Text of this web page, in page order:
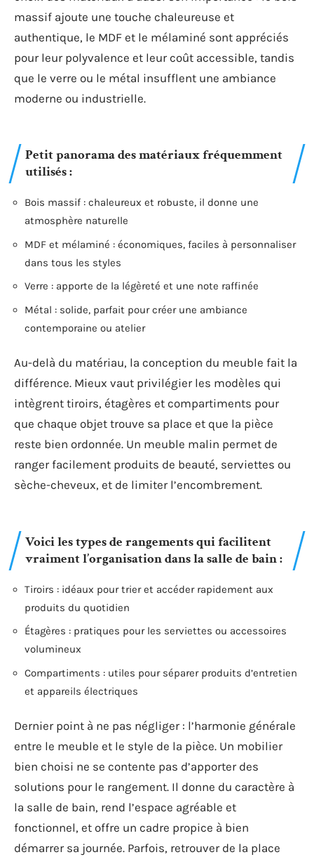
massif ajoute une touche chaleureuse et
authentique, le MDF et le mélaminé sont appréciés
pour leur polyvalence et leur coût accessible, tandis
que le verre ou le métal insufflent une ambiance
moderne ou industrielle.
Petit panorama des matériaux fréquemment
utilisés :
Bois massif : chaleureux et robuste, il donne une
atmosphère naturelle
MDF et mélaminé : économiques, faciles à personnaliser
dans tous les styles
Verre : apporte de la légèreté et une note raffinée
Métal : solide, parfait pour créer une ambiance
contemporaine ou atelier
Au-delà du matériau, la conception du meuble fait la
différence. Mieux vaut privilégier les modèles qui
intègrent tiroirs, étagères et compartiments pour
que chaque objet trouve sa place et que la pièce
reste bien ordonnée. Un meuble malin permet de
ranger facilement produits de beauté, serviettes ou
sèche-cheveux, et de limiter l’encombrement.
Voici les types de rangements qui facilitent
vraiment l’organisation dans la salle de bain :
Tiroirs : idéaux pour trier et accéder rapidement aux
produits du quotidien
Étagères : pratiques pour les serviettes ou accessoires
volumineux
Compartiments : utiles pour séparer produits d’entretien
et appareils électriques
Dernier point à ne pas négliger : l’harmonie générale
entre le meuble et le style de la pièce. Un mobilier
bien choisi ne se contente pas d’apporter des
solutions pour le rangement. Il donne du caractère à
la salle de bain, rend l’espace agréable et
fonctionnel, et offre un cadre propice à bien
démarrer sa journée. Parfois, retrouver de la place